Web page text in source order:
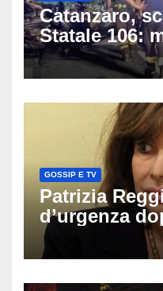
Catanzaro,
Statale 106:
coinvolti
una moto
GOSSIP E TV
Patrizia
d’urgenza
vacanza:
Lady Gucci